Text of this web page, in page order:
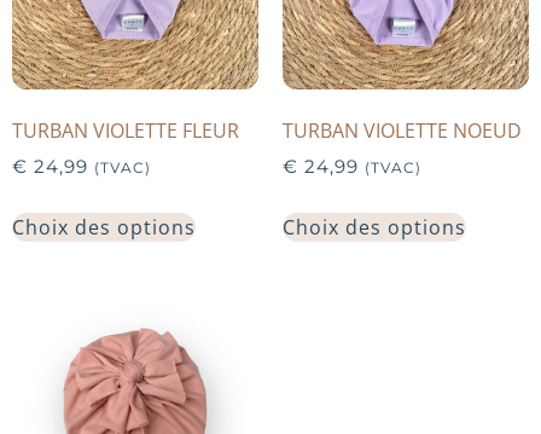
TURBAN VIOLETTE FLEUR
€ 24,99 (TVAC)
Choix des options
TURBAN VIOLETTE NOEUD
€ 24,99 (TVAC)
Choix des options